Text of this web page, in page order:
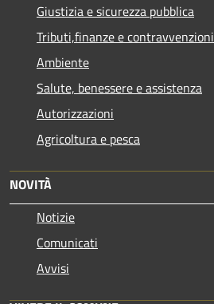
Giustizia e sicurezza pubblica
Tributi,finanze e contravvenzioni
Ambiente
Salute, benessere e assistenza
Autorizzazioni
Agricoltura e pesca
NOVITÀ
Notizie
Comunicati
Avvisi